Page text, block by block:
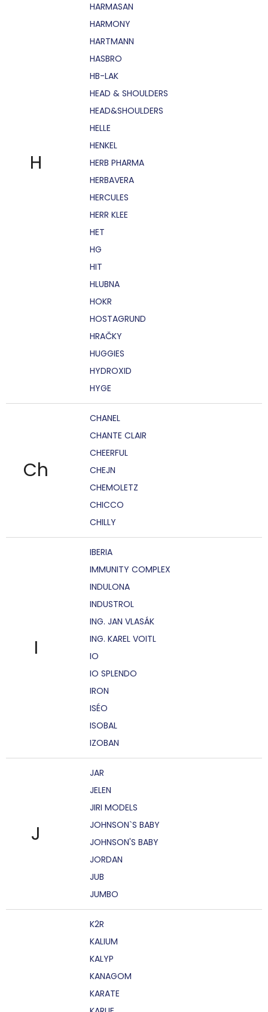
H
HARMASAN
HARMONY
HARTMANN
HASBRO
HB-LAK
HEAD & SHOULDERS
HEAD&SHOULDERS
HELLE
HENKEL
HERB PHARMA
HERBAVERA
HERCULES
HERR KLEE
HET
HG
HIT
HLUBNA
HOKR
HOSTAGRUND
HRAČKY
HUGGIES
HYDROXID
HYGE
Ch
CHANEL
CHANTE CLAIR
CHEERFUL
CHEJN
CHEMOLETZ
CHICCO
CHILLY
I
IBERIA
IMMUNITY COMPLEX
INDULONA
INDUSTROL
ING. JAN VLASÁK
ING. KAREL VOITL
IO
IO SPLENDO
IRON
ISÉO
ISOBAL
IZOBAN
J
JAR
JELEN
JIRI MODELS
JOHNSON`S BABY
JOHNSON'S BABY
JORDAN
JUB
JUMBO
K2R
KALIUM
KALYP
KANAGOM
KARATE